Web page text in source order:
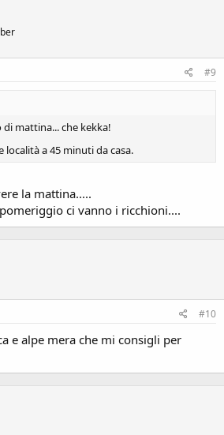
#9
di mattina... che kekka!
località a 45 minuti da casa.
la mattina.....
ci vanno i ricchioni....
#10
e alpe mera che mi consigli per